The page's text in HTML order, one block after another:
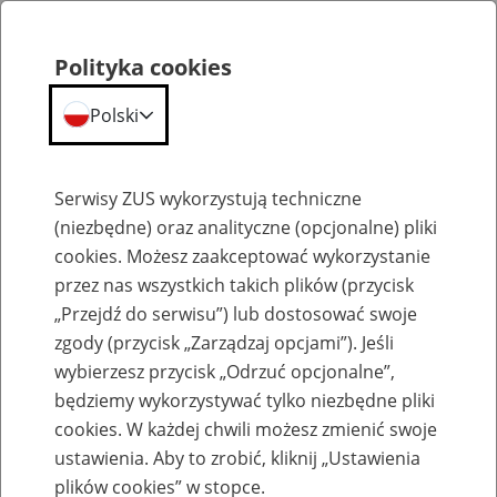
Szkolenia
Zaproś ZUS do siebie: Aktywni 50+
Polityka cookies
Polski
Serwisy ZUS wykorzystują techniczne
(niezbędne) oraz analityczne (opcjonalne) pliki
cookies. Możesz zaakceptować wykorzystanie
przez nas wszystkich takich plików (przycisk
„Przejdź do serwisu”) lub dostosować swoje
zgody (przycisk „Zarządzaj opcjami”). Jeśli
wybierzesz przycisk „Odrzuć opcjonalne”,
będziemy wykorzystywać tylko niezbędne pliki
cookies. W każdej chwili możesz zmienić swoje
ustawienia. Aby to zrobić, kliknij „Ustawienia
plików cookies” w stopce.